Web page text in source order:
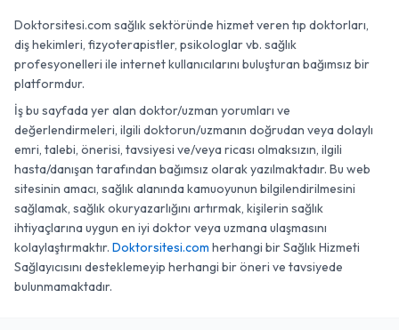
Doktorsitesi.com sağlık sektöründe hizmet veren tıp doktorları,
diş hekimleri, fizyoterapistler, psikologlar vb. sağlık
profesyonelleri ile internet kullanıcılarını buluşturan bağımsız bir
platformdur.
İş bu sayfada yer alan doktor/uzman yorumları ve
değerlendirmeleri, ilgili doktorun/uzmanın doğrudan veya dolaylı
emri, talebi, önerisi, tavsiyesi ve/veya ricası olmaksızın, ilgili
hasta/danışan tarafından bağımsız olarak yazılmaktadır. Bu web
sitesinin amacı, sağlık alanında kamuoyunun bilgilendirilmesini
sağlamak, sağlık okuryazarlığını artırmak, kişilerin sağlık
ihtiyaçlarına uygun en iyi doktor veya uzmana ulaşmasını
kolaylaştırmaktır. Doktorsitesi.com herhangi bir Sağlık Hizmeti
Sağlayıcısını desteklemeyip herhangi bir öneri ve tavsiyede
bulunmamaktadır.